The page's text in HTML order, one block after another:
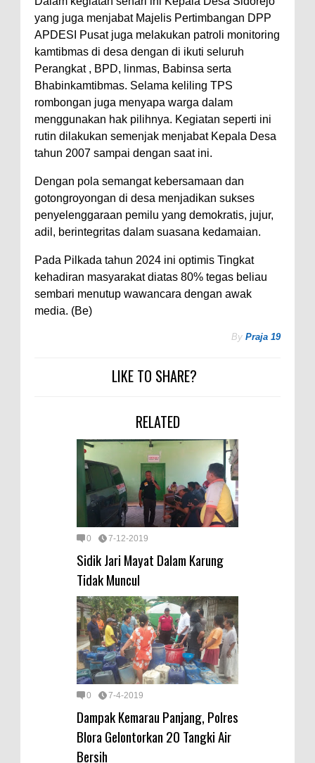
yang juga menjabat Majelis Pertimbangan DPP
APDESI Pusat juga melakukan patroli monitoring
kamtibmas di desa dengan di ikuti seluruh
Perangkat , BPD, linmas, Babinsa serta
Bhabinkamtibmas. Selama keliling TPS
rombongan juga menyapa warga dalam
menggunakan hak pilihnya. Kegiatan seperti ini
rutin dilakukan semenjak menjabat Kepala Desa
tahun 2007 sampai dengan saat ini.
Dengan pola semangat kebersamaan dan
gotongroyongan di desa menjadikan sukses
penyelenggaraan pemilu yang demokratis, jujur,
adil, berintegritas dalam suasana kedamaian.
Pada Pilkada tahun 2024 ini optimis Tingkat
kehadiran masyarakat diatas 80% tegas beliau
sembari menutup wawancara dengan awak
media. (Be)
By Praja 19
LIKE TO SHARE?
RELATED
0 7-12-2019
Sidik Jari Mayat Dalam Karung
Tidak Muncul
0 7-4-2019
Dampak Kemarau Panjang, Polres
Blora Gelontorkan 20 Tangki Air
Bersih